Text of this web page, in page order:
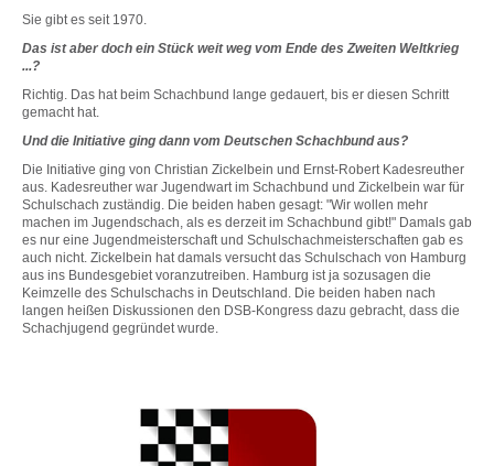
Sie gibt es seit 1970.
Das ist aber doch ein Stück weit weg vom Ende des Zweiten Weltkrieg
...?
Richtig. Das hat beim Schachbund lange gedauert, bis er diesen Schritt
gemacht hat.
Und die Initiative ging dann vom Deutschen Schachbund aus?
Die Initiative ging von Christian Zickelbein und Ernst-Robert Kadesreuther
aus. Kadesreuther war Jugendwart im Schachbund und Zickelbein war für
Schulschach zuständig. Die beiden haben gesagt: "Wir wollen mehr
machen im Jugendschach, als es derzeit im Schachbund gibt!" Damals gab
es nur eine Jugendmeisterschaft und Schulschachmeisterschaften gab es
auch nicht. Zickelbein hat damals versucht das Schulschach von Hamburg
aus ins Bundesgebiet voranzutreiben. Hamburg ist ja sozusagen die
Keimzelle des Schulschachs in Deutschland. Die beiden haben nach
langen heißen Diskussionen den DSB-Kongress dazu gebracht, dass die
Schachjugend gegründet wurde.